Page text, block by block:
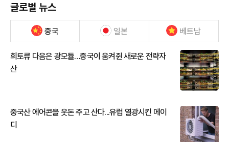
글로벌 뉴스
중국 일본 베트남
희토류 다음은 광모듈…중국이 움켜쥔 새로운 전략자
산
중국산 에어콘을 웃돈 주고 산다...유럽 열광시킨 메이
디